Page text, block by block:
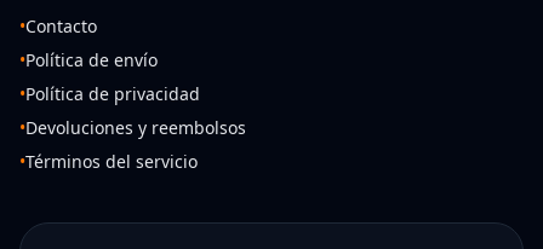
•Contacto
•Política de envío
•Política de privacidad
•Devoluciones y reembolsos
•Términos del servicio